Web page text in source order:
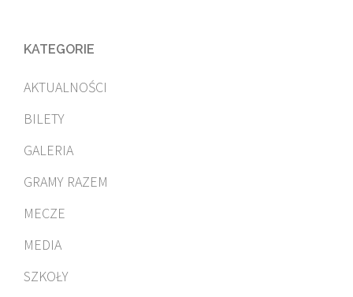
KATEGORIE
AKTUALNOŚCI
BILETY
GALERIA
GRAMY RAZEM
MECZE
MEDIA
SZKOŁY